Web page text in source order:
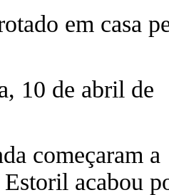
em casa
10 de abril de
começaram a
acabou